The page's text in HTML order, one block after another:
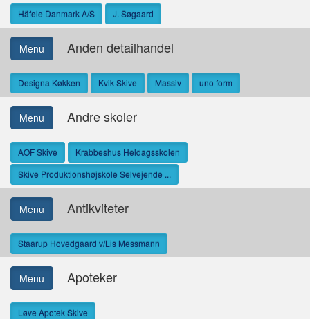
Häfele Danmark A/S J. Søgaard
Menu Anden detailhandel
Designa Køkken Kvik Skive Massiv uno form
Menu Andre skoler
AOF Skive
Krabbeshus Heldagsskolen
Skive Produktionshøjskole Selvejende ...
Menu Antikviteter
Staarup Hovedgaard v/Lis Messmann
Menu Apoteker
Løve Apotek Skive